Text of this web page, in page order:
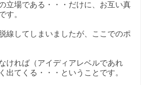
立場である・・・だけに、お互い真
す。
線してしまいましたが、ここでのポ
ければ（アイディアレベルであれ
出てくる・・・ということです。